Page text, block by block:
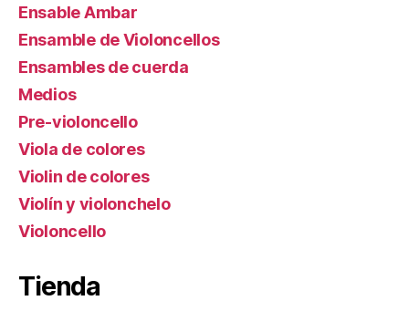
Ensable Ambar
Ensamble de Violoncellos
Ensambles de cuerda
Medios
Pre-violoncello
Viola de colores
Violin de colores
Violín y violonchelo
Violoncello
Tienda